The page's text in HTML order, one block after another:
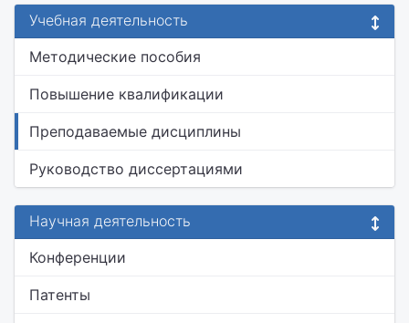
Учебная деятельность
Методические пособия
Повышение квалификации
Преподаваемые дисциплины
Руководство диссертациями
Научная деятельность
Конференции
Патенты